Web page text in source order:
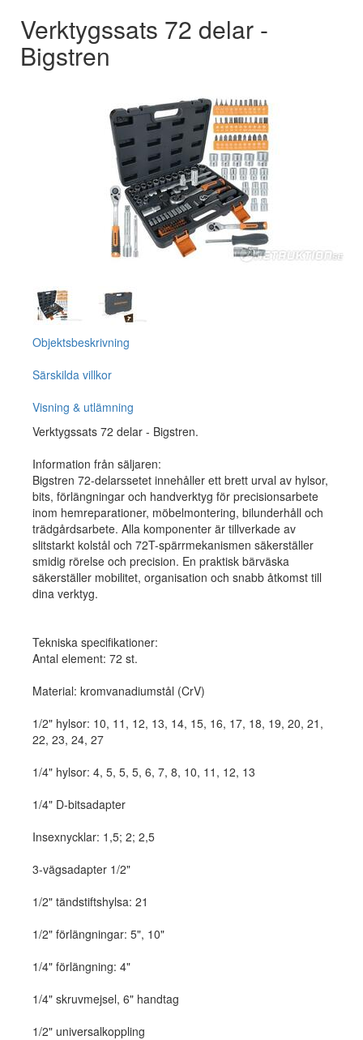
Verktygssats 72 delar -
Bigstren
Objektsbeskrivning
Särskilda villkor
Visning & utlämning
Verktygssats 72 delar - Bigstren.
Information från säljaren:
Bigstren 72-delarssetet innehåller ett brett urval av hylsor,
bits, förlängningar och handverktyg för precisionsarbete
inom hemreparationer, möbelmontering, bilunderhåll och
trädgårdsarbete. Alla komponenter är tillverkade av
slitstarkt kolstål och 72T-spärrmekanismen säkerställer
smidig rörelse och precision. En praktisk bärväska
säkerställer mobilitet, organisation och snabb åtkomst till
dina verktyg.
Tekniska specifikationer:
Antal element: 72 st.
Material: kromvanadiumstål (CrV)
1/2" hylsor: 10, 11, 12, 13, 14, 15, 16, 17, 18, 19, 20, 21,
22, 23, 24, 27
1/4" hylsor: 4, 5, 5, 5, 6, 7, 8, 10, 11, 12, 13
1/4" D-bitsadapter
Insexnycklar: 1,5; 2; 2,5
3-vägsadapter 1/2"
1/2" tändstiftshylsa: 21
1/2" förlängningar: 5", 10"
1/4" förlängning: 4"
1/4" skruvmejsel, 6" handtag
1/2" universalkoppling